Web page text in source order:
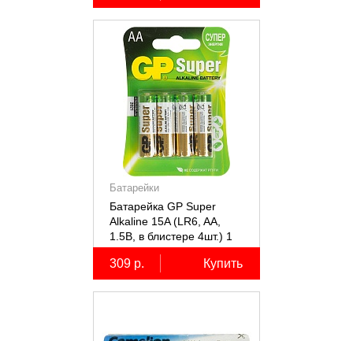
Батарейки
Батарейка GP Super
Alkaline 15A (LR6, AA,
1.5В, в блистере 4шт.) 1
штука
309 р. Купить